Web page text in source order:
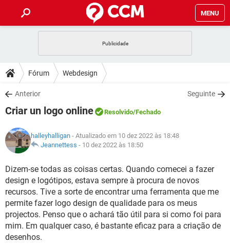
MENU
CELULAR
OUTLOOK
INSTAGRAM GMAIL
GUIA DE COMPRAS
DICAS
JOGOS
INSTAGRAM GMAIL
GUIA DE COMPRAS
DOWNLOADS
JOGOS WHATSAPP
CELULAR
OUTLOOK EXCEL
GUIA DE COMPRAS
JOGOS WHATSAPP
CELULAR
OUTLOOK EXCEL
INSTAGRAM GMAIL
GUIA DE COMPRAS
GLOSSÁRIO
CELULAR FACEBOOK
OUTLOOK EXCEL
INSTAGRAM GMAIL
GUIA DE COMPRAS
Fórum Webdesign
Anterior Seguinte
Criar un logo online Resolvido/Fechado
halleyhalligan - Atualizado em 10 dez 2022 às 18:48
Jeannettess - 10 dez 2022 às 18:50
Dizem-se todas as coisas certas. Quando comecei a fazer
design e logótipos, estava sempre à procura de novos
recursos. Tive a sorte de encontrar uma ferramenta que me
permite fazer logo design de qualidade para os meus
projectos. Penso que o achará tão útil para si como foi para
mim. Em qualquer caso, é bastante eficaz para a criação de
desenhos.